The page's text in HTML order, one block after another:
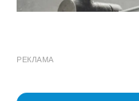
РЕКЛАМА